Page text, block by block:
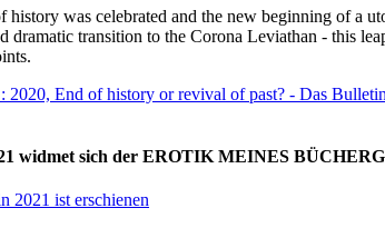
history was celebrated and the new beginning of a
dramatic transition to the Corona Leviathan - this
2020, End of history or revival of past? - Das
widmet sich der EROTIK MEINES
2021 ist erschienen